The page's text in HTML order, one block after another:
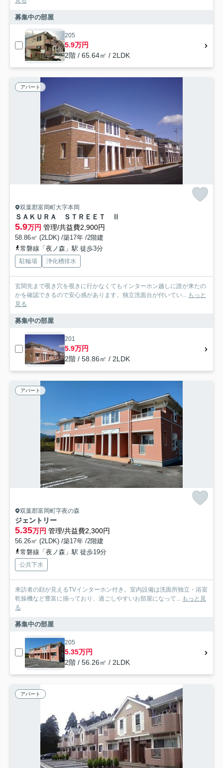
募集中の部屋
205
5.9万円
2階 / 65.64㎡ / 2LDK
アパート
双葉郡富岡町大字本岡
ＳＡＫＵＲＡ ＳＴＲＥＥＴ Ⅱ
5.9万円 管理/共益費2,900円
58.86㎡ (2LDK) /築17年 /2階建
常磐線「夜ノ森」駅 徒歩3分
駐輪場 浄化槽排水
玄関先まで覗き穴を覗きに行かなくてもインターホン越しに誰が来たの
かを確認できるので安心感があります。独立洗面台が付いてい...
もっと
見る
募集中の部屋
201
5.9万円
2階 / 58.86㎡ / 2LDK
アパート
双葉郡富岡町字夜の森
ジェントリー
5.35万円 管理/共益費2,300円
56.26㎡ (2LDK) /築17年 /2階建
常磐線「夜ノ森」駅 徒歩19分
公共下水
来訪者の顔が見えるTVインターホン付き。室内設備は洗面所独立・浴室
乾燥機など豊富に揃っており、過ごしやすいお部屋になって...
もっと見
る
募集中の部屋
205
5.35万円
2階 / 56.26㎡ / 2LDK
アパート